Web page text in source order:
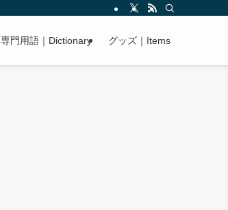
専門用語｜Dictionary グッズ｜Items